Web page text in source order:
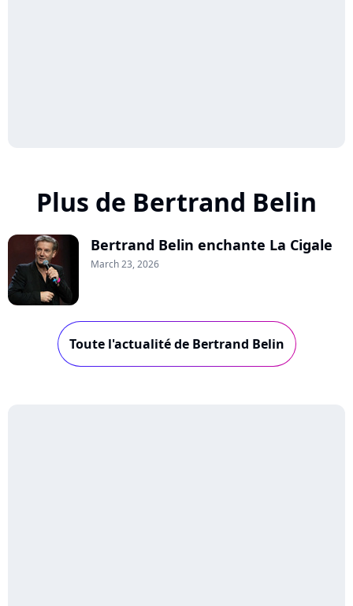
Plus de Bertrand Belin
Bertrand Belin enchante La Cigale
March 23, 2026
Toute l'actualité de Bertrand Belin